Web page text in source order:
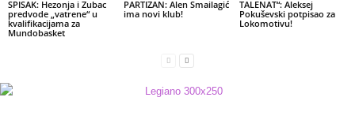
SPISAK: Hezonja i Zubac
predvode „vatrene“ u
kvalifikacijama za
Mundobasket
PARTIZAN: Alen Smailagić
ima novi klub!
TALENAT“: Aleksej
Pokuševski potpisao za
Lokomotivu!